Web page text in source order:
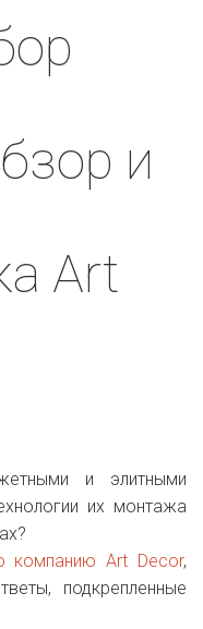
и
Art
и элитными
их монтажа
компанию Art Decor,
подкрепленные